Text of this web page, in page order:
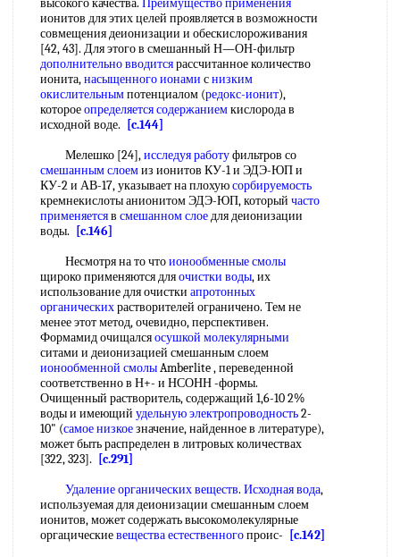
высокого качества. Преимущество применения
ионитов для этих целей проявляется в возможности
совмещения деионизации и обескислороживания
[42, 43]. Для этого в смешанный Н—ОН-фильтр
дополнительно вводитсярассчитанное количество
ионита,насыщенного ионами снизким
окислительнымпотенциалом (редокс-ионит),
котороеопределяется содержаниемкислорода в
исходной воде.
[c.144]
Мелешко [24],исследуя работуфильтров со
смешанным слоемиз ионитов КУ-1 и ЭДЭ-ЮП и
КУ-2 и АВ-17, указывает на плохуюсорбируемость
кремнекислоты анионитом ЭДЭ-ЮП, который часто
применяетсяв смешанном слоедля деионизации
воды.
[c.146]
Несмотря на то чтоионообменные смолы
щироко применяются дляочистки воды, их
использование для очистки апротонных
органическихрастворителей ограничено. Тем не
менее этот метод, очевидно, перспективен.
Формамид очищалсяосушкой молекулярными
ситами и деионизацией смешанным слоем
ионообменной смолыAmberlite , переведенной
соответственно в Н+- и НСОНН -формы.
Очищенный растворитель, содержащий 1,6-10 2%
воды и имеющий удельную электропроводность2-
10" (самое низкоезначение, найденное в литературе),
может быть распределен в литровых количествах
[322, 323].
[c.291]
Удаление органических веществ. Исходная вода,
используемая для деионизации смешанным слоем
ионитов, может содержать высокомолекулярные
оргацическиевещества естественногопроис-
[c.142]